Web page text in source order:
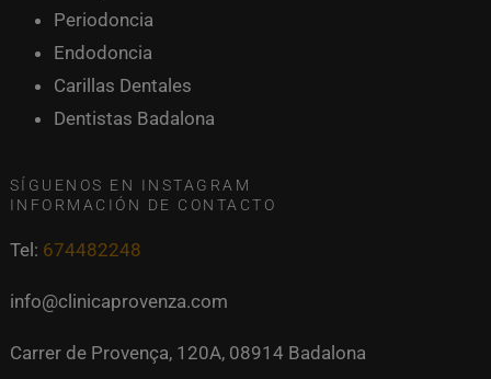
Periodoncia
Endodoncia
Carillas Dentales
Dentistas Badalona
SÍGUENOS EN INSTAGRAM
INFORMACIÓN DE CONTACTO
Tel: 674482248
info@clinicaprovenza.com
Carrer de Provença, 120A, 08914 Badalona